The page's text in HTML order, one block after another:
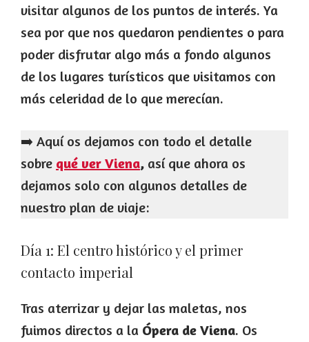
visitar algunos de los puntos de interés. Ya
sea por que nos quedaron pendientes o para
poder disfrutar algo más a fondo algunos
de los lugares turísticos que visitamos con
más celeridad de lo que merecían.
➡️ Aquí os dejamos con todo el detalle
sobre qué ver Viena, así que ahora os
dejamos solo con algunos detalles de
nuestro plan de viaje:
Día 1: El centro histórico y el primer
contacto imperial
Tras aterrizar y dejar las maletas, nos
fuimos directos a la Ópera de Viena. Os